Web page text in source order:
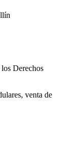
Derechos
venta de